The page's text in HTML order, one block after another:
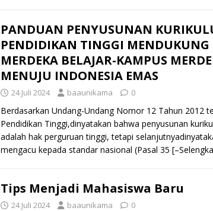
PANDUAN PENYUSUNAN
PENDIDIKAN TINGGI MENDUKUNG
MERDEKA BELAJAR-KAMPUS
MENUJU INDONESIA EMAS
24 Juli 2024 baaunikama 0
Berdasarkan Undang-Undang Nomor 12 Tahun 2012
Pendidikan Tinggi,dinyatakan bahwa penyusunan
adalah hak perguruan tinggi, tetapi
mengacu kepada standar nasional (Pasal 35
Tips Menjadi Mahasiswa Baru
24 Juli 2024 baaunikama 0